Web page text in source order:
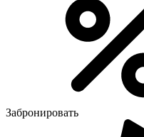
Забронировать